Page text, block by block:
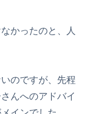
かったのと、人
のですが、先程
んへのアドバイ